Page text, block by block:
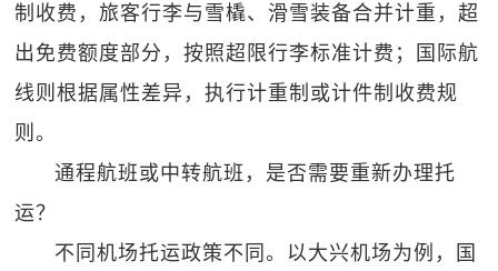
制收费，旅客行李与雪橇、滑雪装备合并计重，超
出免费额度部分，按照超限行李标准计费；国际航
线则根据属性差异，执行计重制或计件制收费规
则。
通程航班或中转航班，是否需要重新办理托
运？
不同机场托运政策不同。以大兴机场为例，国